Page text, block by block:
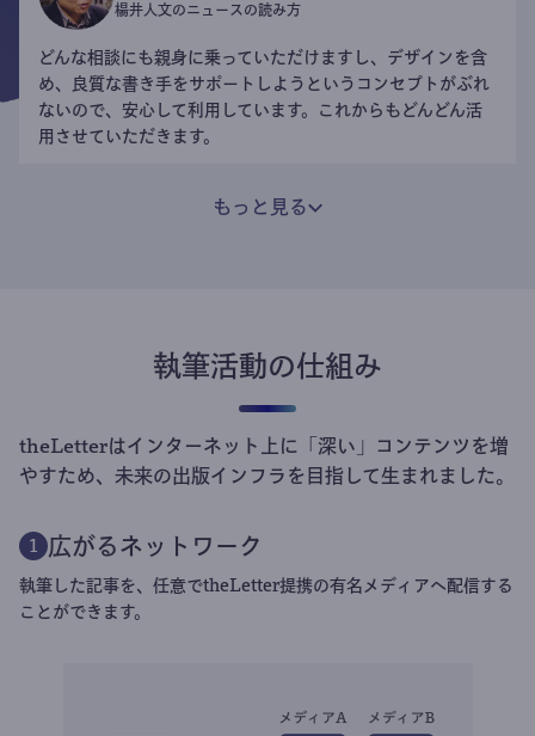
楊井人文のニュースの読み方
どんな相談にも親身に乗っていただけますし、デザインを含
め、良質な書き手をサポートしようというコンセプトがぶれ
ないので、安心して利用しています。これからもどんどん活
用させていただきます。
もっと見る
執筆活動の仕組み
theLetterはインターネット上に「深い」コンテンツを増
やすため、未来の出版インフラを目指して生まれました。
1 広がるネットワーク
執筆した記事を、任意でtheLetter提携の有名メディアへ配信する
ことができます。